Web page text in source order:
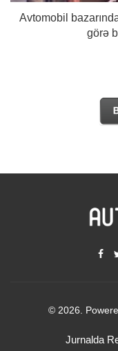
Avtomobil
görə
© 2026.
Jurnalda